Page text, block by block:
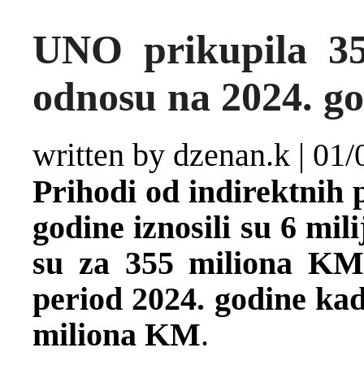
UNO prikupila
odnosu na 2024.
written by dzenan.k | 01/
Prihodi od indirektnih
godine iznosili su 6
su za 355 miliona
period 2024. godine
miliona KM.